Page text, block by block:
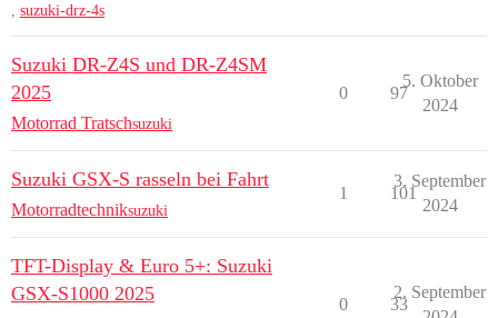
, suzuki-drz-4s
Suzuki DR-Z4S und DR-Z4SM
2025
Motorrad Tratschsuzuki
0 97
5. Oktober
2024
Suzuki GSX-S rasseln bei Fahrt
Motorradtechniksuzuki
1 101
3. September
2024
TFT-Display & Euro 5+: Suzuki
GSX-S1000 2025
0 33
2. September